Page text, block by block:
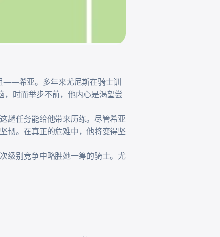
——希亚。多年来尤尼斯在骑士训
，时而举步不前，他内心是渴望尝
趟任务能给他带来历练。尽管希亚
韧。在真正的危难中，他将变得坚
级别竞争中略胜她一筹的骑士。尤